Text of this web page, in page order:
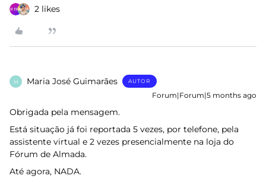
2 likes
M Maria José Guimarães AUTOR
Forum|Forum|5 months ago
Obrigada pela mensagem.
Está situação já foi reportada 5 vezes, por telefone, pela
assistente virtual e 2 vezes presencialmente na loja do
Fórum de Almada.
Até agora, NADA.